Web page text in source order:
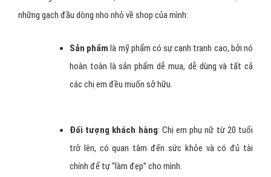
những gạch đầu dòng nho nhỏ về shop của mình:
Sản phẩm là mỹ phẩm có sự cạnh tranh cao, bởi nó
hoàn toàn là sản phẩm dễ mua, dễ dùng và tất cả
các chị em đều muốn sở hữu.
Đối tượng khách hàng: Chị em phụ nữ từ 20 tuổi
trở lên, có quan tâm đến sức khỏe và có đủ tài
chính để tự “làm đẹp” cho mình.